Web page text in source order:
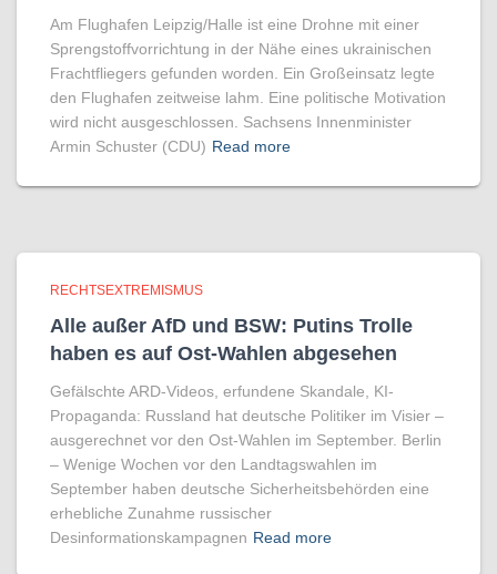
Am Flughafen Leipzig/Halle ist eine Drohne mit einer
Sprengstoffvorrichtung in der Nähe eines ukrainischen
Frachtfliegers gefunden worden. Ein Großeinsatz legte
den Flughafen zeitweise lahm. Eine politische Motivation
wird nicht ausgeschlossen. Sachsens Innenminister
Armin Schuster (CDU) Read more
RECHTSEXTREMISMUS
Alle außer AfD und BSW: Putins Trolle
haben es auf Ost-Wahlen abgesehen
Gefälschte ARD-Videos, erfundene Skandale, KI-
Propaganda: Russland hat deutsche Politiker im Visier –
ausgerechnet vor den Ost-Wahlen im September. Berlin
– Wenige Wochen vor den Landtagswahlen im
September haben deutsche Sicherheitsbehörden eine
erhebliche Zunahme russischer
Desinformationskampagnen Read more